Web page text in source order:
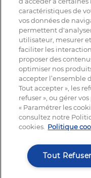
© France Pare-
caractéristiques de
vos données de
permettent
utilisateur, mesurer
faciliter les
proposer des
optimiser nos
accepter l’ensemble
Tout accepter », les
refuser », ou gérer
« Paramétrer les
consultez notre
cookies. Politique
Tout Refuser